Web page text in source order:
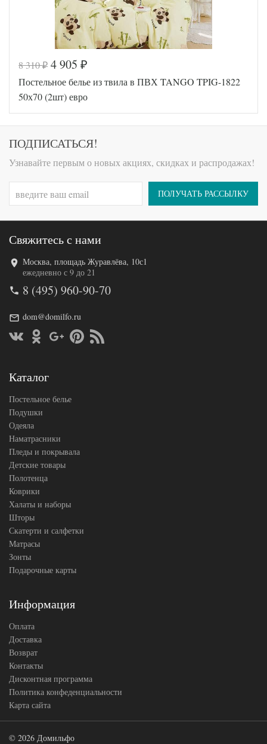
Код товара
571-924
Артикул
TT1147
Размер
пододеяльника
Размер
простыни
230х250
Размер
50х70
Tango
(Китай)
Код товара
571-925
Артикул
88
Размер
200х220
Размер
230х250
8 310₽ 4 905 ₽
Постельное белье из твила в ПВХ TANGO TPIG-1822
50х70 (2шт) евро
ПОДПИСАТЬСЯ!
Узнавайте первым о новых акциях, скидках и распродажах!
ПОЛУЧАТЬ РАССЫЛКУ
Свяжитесь с нами
Москва, площадь Журавлёва, 10с1
ежедневно с 9 до 21
8 (495) 960-90-70
dom@domilfo.ru
Каталог
Постельное белье
Подушки
Одеяла
Наматрасники
Пледы и покрывала
Детские товары
Полотенца
Коврики
Халаты и наборы
Шторы
Скатерти и салфетки
Матрасы
Зонты
Подарочные карты
Информация
Оплата
Доставка
Возврат
Контакты
Дисконтная программа
Политика конфеденциальности
Карта сайта
© 2026 Домильфо